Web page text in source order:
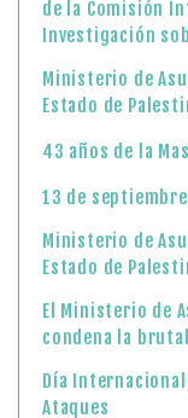
de la Comisión
Investigación
Ministerio de
Estado de
43 años de la
13 de
Ministerio de
Estado de
El Ministerio de
condena la
Día
Ataques